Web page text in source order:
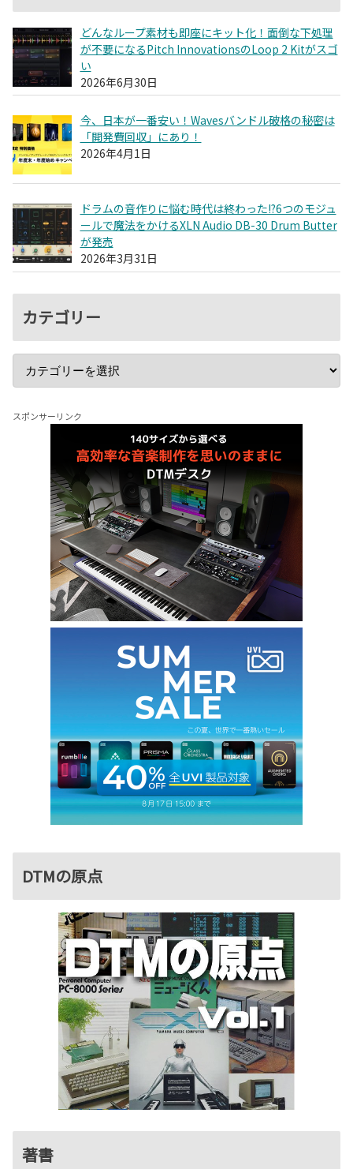
どんなループ素材も即座にキット化！面倒な下処理
が不要になるPitch InnovationsのLoop 2 Kitがスゴ
い
2026年6月30日
今、日本が一番安い！Wavesバンドル破格の秘密は
「開発費回収」にあり！
2026年4月1日
ドラムの音作りに悩む時代は終わった!?6つのモジュ
ールで魔法をかけるXLN Audio DB-30 Drum Butter
が発売
2026年3月31日
カテゴリー
スポンサーリンク
DTMの原点
著書